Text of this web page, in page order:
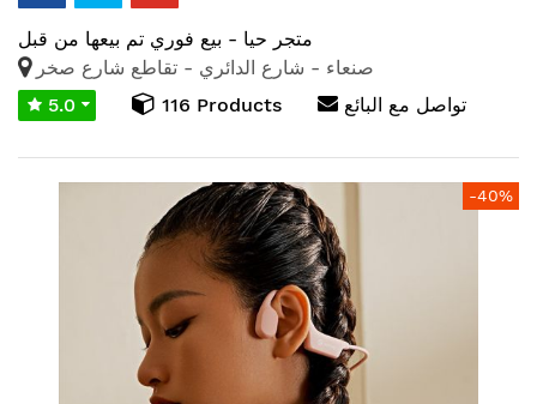
تم بيعها من قبل متجر حيا - بيع فوري
صنعاء - شارع الدائري - تقاطع شارع صخر
5.0
116 Products تواصل مع البائع
-40%